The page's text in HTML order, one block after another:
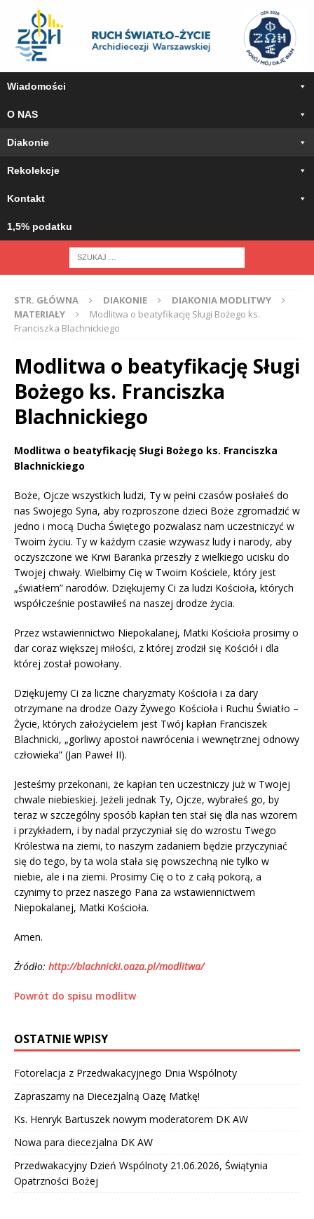
Wiadomości
O NAS
Diakonie
Rekolekcje
Kontakt
1,5% podatku
STR. GŁÓWNA DIAKONIE
DIAKONIA MODLITWY
MATERIAŁY
Modlitwa o beatyfikację Sługi Bożego ks.
Franciszka Blachnickiego
Modlitwa o beatyfikację Sługi
Bożego ks. Franciszka
Blachnickiego
Modlitwa o beatyfikację Sługi Bożego ks. Franciszka
Blachnickiego
Boże, Ojcze wszystkich ludzi, Ty w pełni czasów posłałeś do
nas Swojego Syna, aby rozproszone dzieci Boże zgromadzić w
jedno i mocą Ducha Świętego pozwalasz nam uczestniczyć w
Twoim życiu. Ty w każdym czasie wzywasz ludy i narody, aby
oczyszczone we Krwi Baranka przeszły z wielkiego ucisku do
Twojej chwały. Wielbimy Cię w Twoim Kościele, który jest
„światłem” narodów. Dziękujemy Ci za ludzi Kościoła, których
współcześnie postawiłeś na naszej drodze życia.
Przez wstawiennictwo Niepokalanej, Matki Kościoła prosimy o
dar coraz większej miłości, z której zrodził się Kościół i dla
której został powołany.
Dziękujemy Ci za liczne charyzmaty Kościoła i za dary
otrzymane na drodze Oazy Żywego Kościoła i Ruchu Światło –
Życie, których założycielem jest Twój kapłan Franciszek
Blachnicki, „gorliwy apostoł nawrócenia i wewnętrznej odnowy
człowieka” (Jan Paweł II).
Jesteśmy przekonani, że kapłan ten uczestniczy już w Twojej
chwale niebieskiej. Jeżeli jednak Ty, Ojcze, wybrałeś go, by
teraz w szczególny sposób kapłan ten stał się dla nas wzorem
i przykładem, i by nadal przyczyniał się do wzrostu Twego
Królestwa na ziemi, to naszym zadaniem będzie przyczyniać
się do tego, by ta wola stała się powszechną nie tylko w
niebie, ale i na ziemi. Prosimy Cię o to z całą pokorą, a
czynimy to przez naszego Pana za wstawiennictwem
Niepokalanej, Matki Kościoła.
Amen.
Źródło: http://blachnicki.oaza.pl/modlitwa/
Powrót do spisu modlitw
OSTATNIE WPISY
Fotorelacja z Przedwakacyjnego Dnia Wspólnoty
Zapraszamy na Diecezjalną Oazę Matkę!
Ks. Henryk Bartuszek nowym moderatorem DK AW
Nowa para diecezjalna DK AW
Przedwakacyjny Dzień Wspólnoty 21.06.2026, Świątynia
Opatrzności Bożej